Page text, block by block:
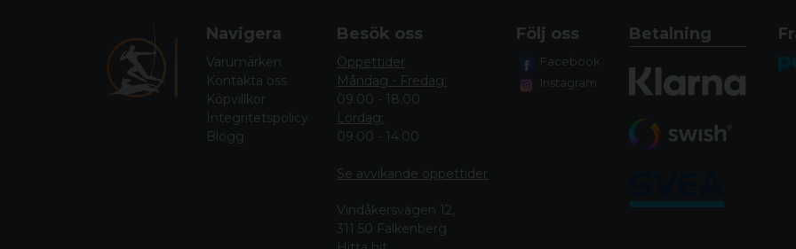
Navigera
Varumärken
Kontakta oss
Köpvillkor
Integritetspolicy
Blogg
Besök oss
Öppettider
Måndag - Fredag:
09.00 - 18.00
Lördag:
09.00 - 14.00
Se avvikande öppettider
Vindåkersvägen 12,
311 50 Falkenberg
Följ oss
Facebook
Instagram
Betalning